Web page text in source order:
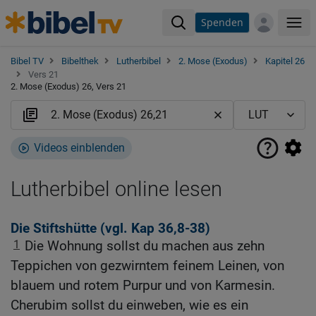
Spenden
Bibel TV Bibelthek Lutherbibel 2. Mose (Exodus)
Kapitel 26
Vers 21
2. Mose (Exodus) 26, Vers 21
Videos einblenden
Lutherbibel online lesen
Die Stiftshütte (vgl. Kap 36,8-38)
1
Die Wohnung sollst du machen aus zehn
Teppichen von gezwirntem feinem Leinen, von
blauem und rotem Purpur und von Karmesin.
Cherubim sollst du einweben, wie es ein